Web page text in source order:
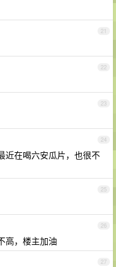
21
22
23
24
近在喝六安瓜片，也很不
25
26
高，楼主加油
27